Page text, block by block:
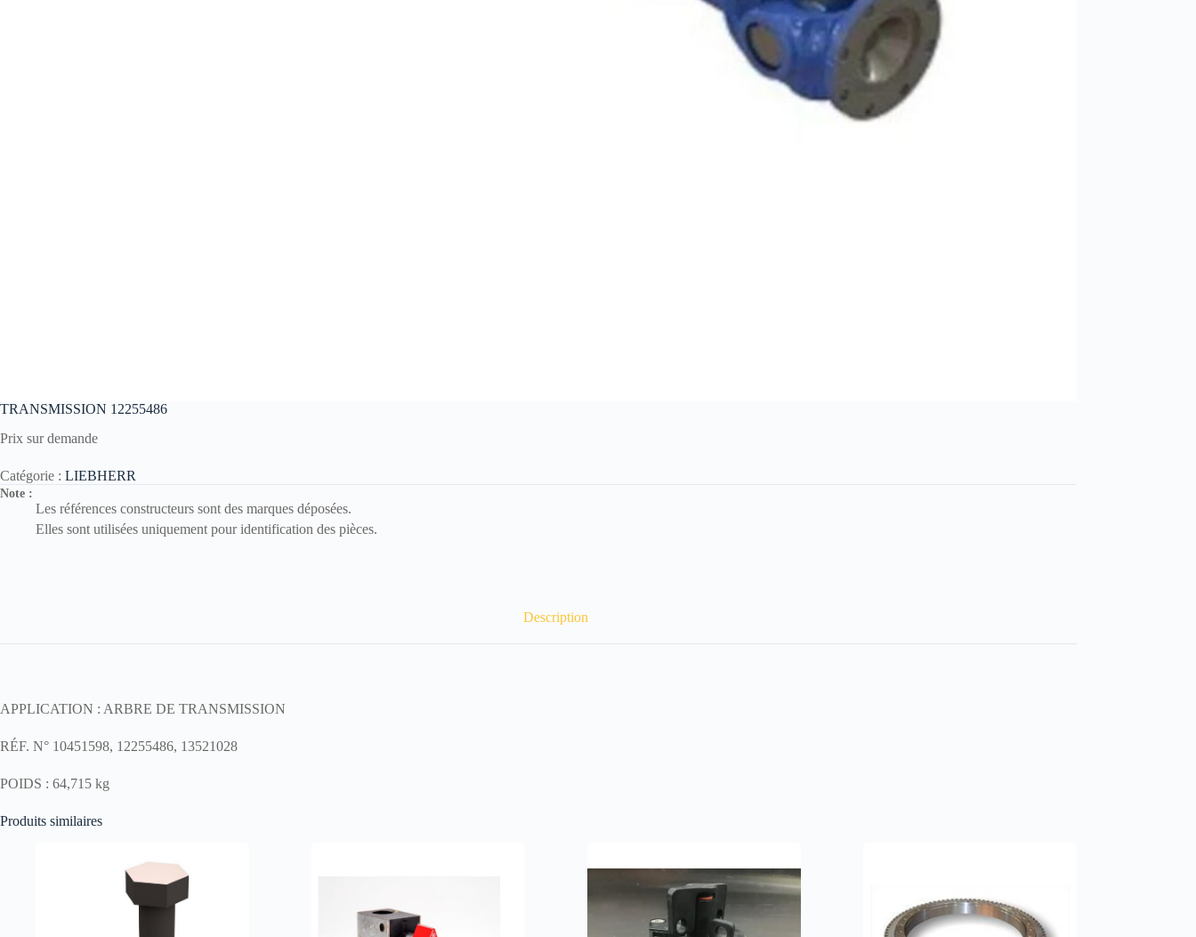
TRANSMISSION 12255486
Prix sur demande
Catégorie : LIEBHERR
Note :
Les références constructeurs sont des marques déposées.
Elles sont utilisées uniquement pour identification des pièces.
Description
APPLICATION : ARBRE DE TRANSMISSION
RÉF. N° 10451598, 12255486, 13521028
POIDS : 64,715 kg
Produits similaires